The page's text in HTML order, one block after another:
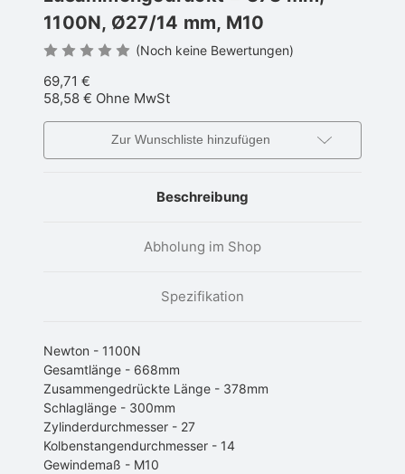
1100N, Ø27/14 mm, M10
(Noch keine Bewertungen)
69,71 €
58,58 € Ohne MwSt
Zur Wunschliste hinzufügen
Beschreibung
Abholung im Shop
Spezifikation
Newton - 1100N
Gesamtlänge - 668mm
Zusammengedrückte Länge - 378mm
Schlaglänge - 300mm
Zylinderdurchmesser - 27
Kolbenstangendurchmesser - 14
Gewindemaß - M10